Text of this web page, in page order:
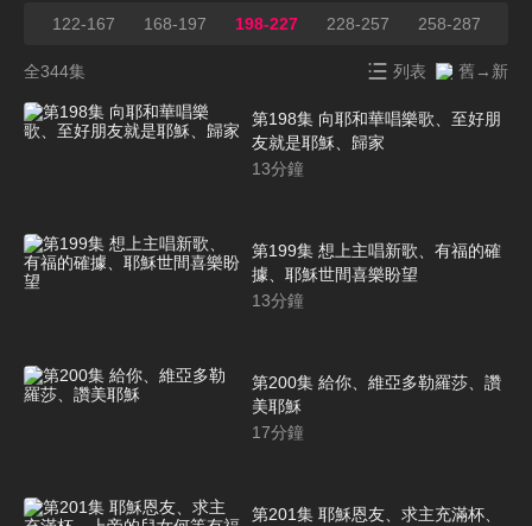
122-167 168-197 198-227 228-257 258-287
全344集 列表 舊→新
第198集 向耶和華唱樂歌、至好朋
友就是耶穌、歸家
13分鐘
第199集 想上主唱新歌、有福的確
據、耶穌世間喜樂盼望
13分鐘
第200集 給你、維亞多勒羅莎、讚
美耶穌
17分鐘
第201集 耶穌恩友、求主充滿杯、